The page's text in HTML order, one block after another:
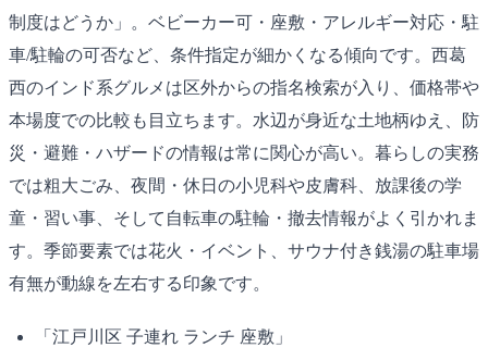
制度はどうか」。ベビーカー可・座敷・アレルギー対応・駐
車/駐輪の可否など、条件指定が細かくなる傾向です。西葛
西のインド系グルメは区外からの指名検索が入り、価格帯や
本場度での比較も目立ちます。水辺が身近な土地柄ゆえ、防
災・避難・ハザードの情報は常に関心が高い。暮らしの実務
では粗大ごみ、夜間・休日の小児科や皮膚科、放課後の学
童・習い事、そして自転車の駐輪・撤去情報がよく引かれま
す。季節要素では花火・イベント、サウナ付き銭湯の駐車場
有無が動線を左右する印象です。
「江戸川区 子連れ ランチ 座敷」